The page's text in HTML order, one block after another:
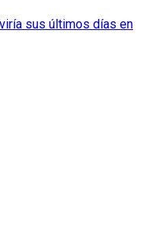
sus últimos días en